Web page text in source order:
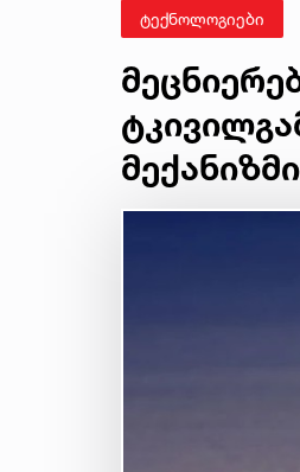
ტექნოლოგიები